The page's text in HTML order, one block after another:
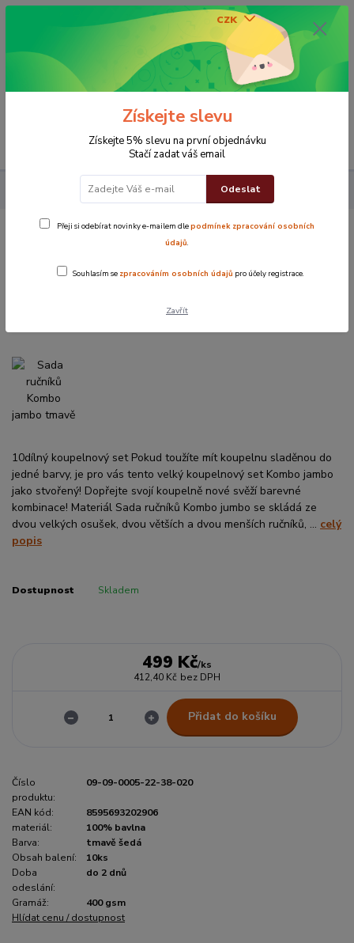
CZK
0 Kč
Sada ručníků Kombo jambo tmavě šedá
Sada ručníků Kombo jambo tmavě šedá
10dílný koupelnový set Pokud toužíte mít koupelnu sladěnou do
jedné barvy, je pro vás tento velký koupelnový set Kombo jambo
jako stvořený! Dopřejte svojí koupelně nové svěží barevné
kombinace! Materiál Sada ručníků Kombo jumbo se skládá ze
dvou velkých osušek, dvou větších a dvou menších ručníků, ... celý
popis
Dostupnost Skladem
499 Kč/ks
412,40 Kč bez DPH
Přidat do košíku
Číslo
produktu:
09-09-0005-22-38-020
EAN kód:
8595693202906
materiál:
100% bavlna
Barva:
tmavě šedá
Obsah balení:
10ks
Doba
odeslání:
do 2 dnů
Gramáž:
400 gsm
Hlídat cenu / dostupnost
Získejte slevu
Získejte 5% slevu na první objednávku
Stačí zadat váš email
Odeslat
Přeji si odebírat novinky e-mailem dlepodmínek zpracování osobních
údajů.
Souhlasím se zpracováním osobních údajů pro účely registrace.
Zavřít